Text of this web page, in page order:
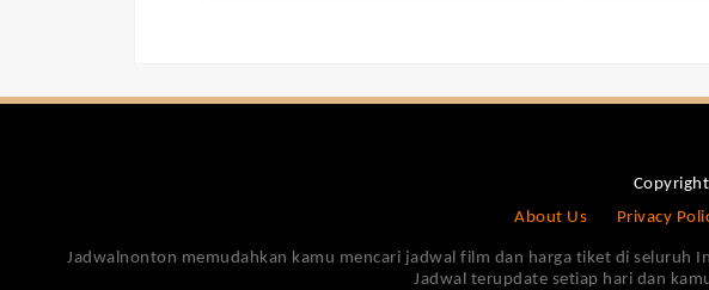
About Us
Privacy
Jadwalnonton memudahkan kamu mencari jadwal film dan harga tiket di seluruh
Jadwal terupdate setiap hari dan